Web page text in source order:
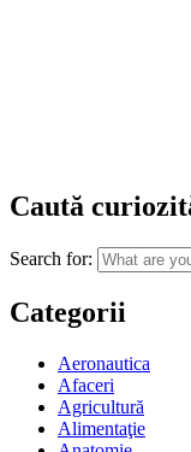
Caută
Search for:
Categorii
Aeronautica
Afaceri
Agricultură
Alimentaţie